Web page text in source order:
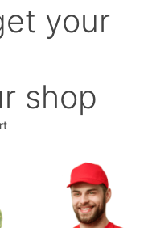
your
shop